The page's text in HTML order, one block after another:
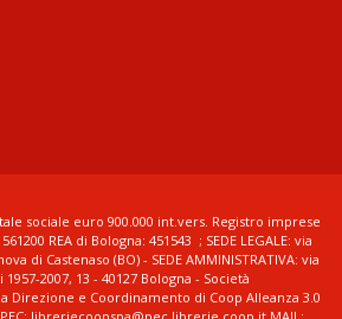
sociale euro 900.000 int.vers. Registro imprese
REA di Bologna: 451543 ; SEDE LEGALE: via
di Castenaso (BO) - SEDE AMMINISTRATIVA: via
2007, 13 - 40127 Bologna - Società
Direzione e Coordinamento di Coop Alleanza 3.0